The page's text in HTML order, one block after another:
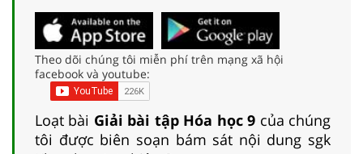
Theo dõi chúng tôi miễn phí trên mạng xã hội
facebook và youtube:
Loạt bài Giải bài tập Hóa học 9 của chúng
tôi được biên soạn bám sát nội dung sgk